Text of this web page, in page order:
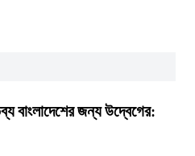
বাংলাদেশের জন্য উদ্বেগের: